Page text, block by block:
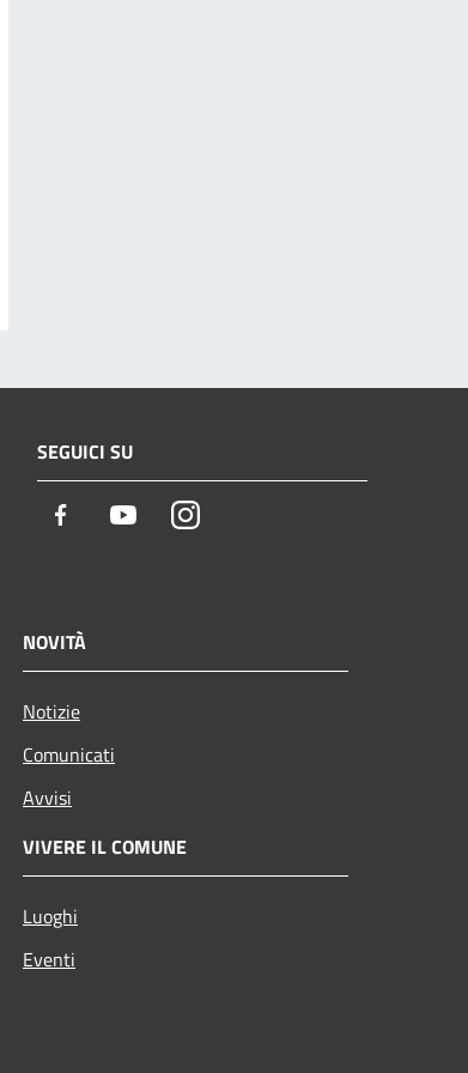
SEGUICI SU
Facebook YoutubeInstagram
NOVITÀ
Notizie
Comunicati
Avvisi
VIVERE IL COMUNE
Luoghi
Eventi